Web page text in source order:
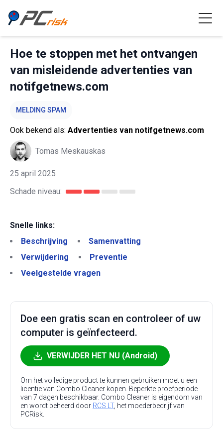
Hoe te stoppen met het ontvangen
van misleidende advertenties van
notifgetnews.com
MELDING SPAM
Ook bekend als: Advertenties van notifgetnews.com
Tomas Meskauskas
25 april 2025
Schade niveau:
Snelle links:
Beschrijving
Samenvatting
Verwijdering
Preventie
Veelgestelde vragen
Doe een gratis scan en controleer of uw
computer is geïnfecteerd.
VERWIJDER HET NU (Android)
Om het volledige product te kunnen gebruiken moet u een
licentie van Combo Cleaner kopen. Beperkte proefperiode
van 7 dagen beschikbaar. Combo Cleaner is eigendom van
en wordt beheerd door RCS LT, het moederbedrijf van
PCRisk.